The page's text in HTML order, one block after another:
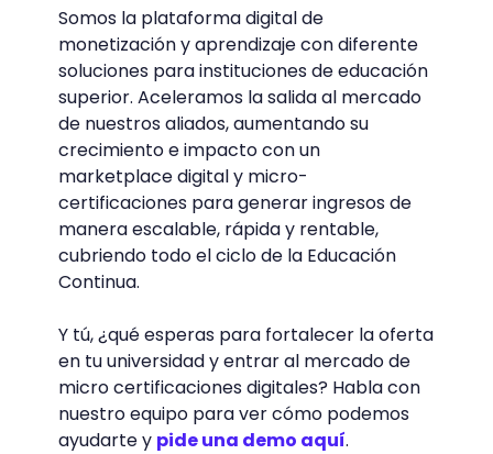
Somos la plataforma digital de
monetización y aprendizaje con diferente
soluciones para instituciones de educación
superior. Aceleramos la salida al mercado
de nuestros aliados, aumentando su
crecimiento e impacto con un
marketplace digital y micro-
certificaciones para generar ingresos de
manera escalable, rápida y rentable,
cubriendo todo el ciclo de la Educación
Continua.
Y tú, ¿qué esperas para fortalecer la oferta
en tu universidad y entrar al mercado de
micro certificaciones digitales? Habla con
nuestro equipo para ver cómo podemos
ayudarte y pide una demo aquí.